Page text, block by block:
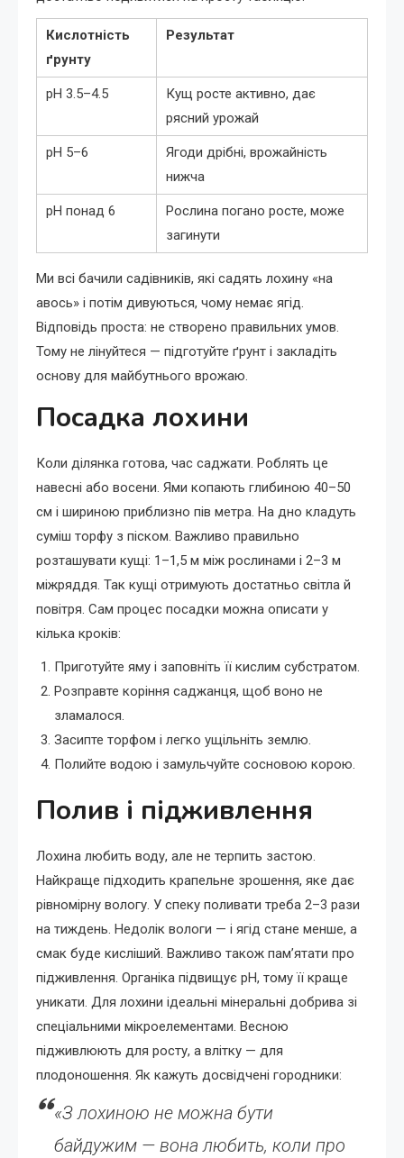
Кислотність
ґрунту
Результат
pH 3.5–4.5
Кущ росте активно, дає
рясний урожай
pH 5–6
Ягоди дрібні, врожайність
нижча
pH понад 6
Рослина погано росте, може
загинути
Ми всі бачили садівників, які садять лохину «на
авось» і потім дивуються, чому немає ягід.
Відповідь проста: не створено правильних умов.
Тому не лінуйтеся — підготуйте ґрунт і закладіть
основу для майбутнього врожаю.
Посадка лохини
Коли ділянка готова, час саджати. Роблять це
навесні або восени. Ями копають глибиною 40–50
см і шириною приблизно пів метра. На дно кладуть
суміш торфу з піском. Важливо правильно
розташувати кущі: 1–1,5 м між рослинами і 2–3 м
міжряддя. Так кущі отримують достатньо світла й
повітря. Сам процес посадки можна описати у
кілька кроків:
Приготуйте яму і заповніть її кислим субстратом.
Розправте коріння саджанця, щоб воно не
зламалося.
Засипте торфом і легко ущільніть землю.
Полийте водою і замульчуйте сосновою корою.
Полив і підживлення
Лохина любить воду, але не терпить застою.
Найкраще підходить крапельне зрошення, яке дає
рівномірну вологу. У спеку поливати треба 2–3 рази
на тиждень. Недолік вологи — і ягід стане менше, а
смак буде кисліший. Важливо також пам’ятати про
підживлення. Органіка підвищує pH, тому її краще
уникати. Для лохини ідеальні мінеральні добрива зі
спеціальними мікроелементами. Весною
підживлюють для росту, а влітку — для
плодоношення. Як кажуть досвідчені городники:
«З лохиною не можна бути
байдужим — вона любить, коли про